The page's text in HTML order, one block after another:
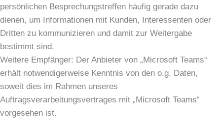
persönlichen Besprechungstreffen häufig gerade dazu
dienen, um Informationen mit Kunden, Interessenten oder
Dritten zu kommunizieren und damit zur Weitergabe
bestimmt sind.
Weitere Empfänger: Der Anbieter von „Microsoft Teams“
erhält notwendigerweise Kenntnis von den o.g. Daten,
soweit dies im Rahmen unseres
Auftragsverarbeitungsvertrages mit „Microsoft Teams“
vorgesehen ist.